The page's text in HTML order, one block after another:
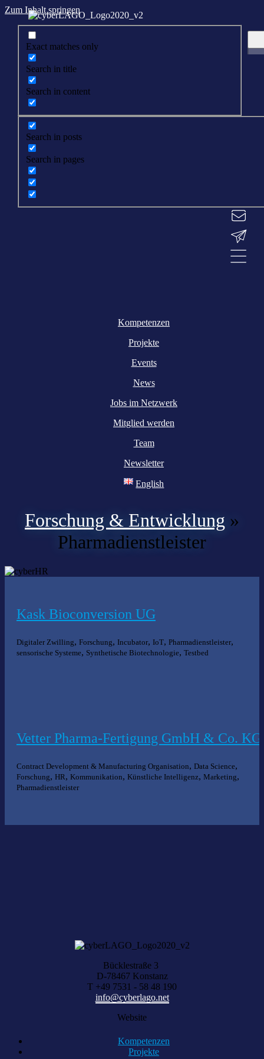
Zum Inhalt springen
Exact matches only
Search in title
Search in content
Search in posts
Search in pages
Kompetenzen
Projekte
Events
News
Jobs im Netzwerk
Mitglied werden
Team
Newsletter
English
Forschung & Entwicklung »
Pharmadienstleister
Kask Bioconversion UG
Digitaler Zwilling, Forschung, Incubator, IoT, Pharmadienstleister,
sensorische Systeme, Synthetische Biotechnologie, Testbed
Vetter Pharma-Fertigung GmbH & Co. KG
Contract Development & Manufacturing Organisation, Data Science,
Forschung, HR, Kommunikation, Künstliche Intelligenz, Marketing,
Pharmadienstleister
Bücklestraße 3
D-78467 Konstanz
T +49 7531 - 58 48 190
info@cyberlago.net
Website
Kompetenzen
Projekte